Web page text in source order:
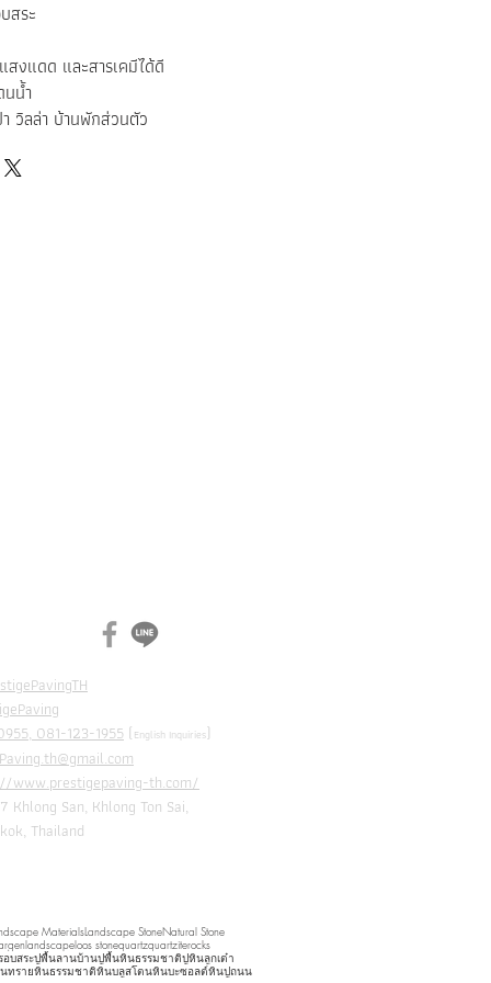
สระ
งแดด และสารเคมีได้ดี
น้ำ
วิลล่า บ้านพักส่วนตัว
081-123-1955 (English Inquiries)
www.prestigepaving-th.com/
Khlong San, Khlong Ton Sai,
MaterialsLandscape StoneNatural Stone
landscapeloos stonequartzquartziterocks
บสระปูพื้นลานบ้านปูพื้นหินธรรมชาติปูหินลูกเต๋า
ทรายหินธรรมชาติหินบลูสโตนหินบะซอลต์หินปูถนน